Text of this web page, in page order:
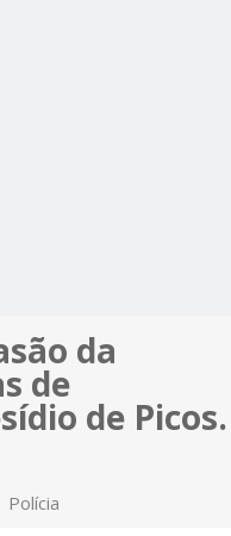
da
de
de Picos.
Polícia